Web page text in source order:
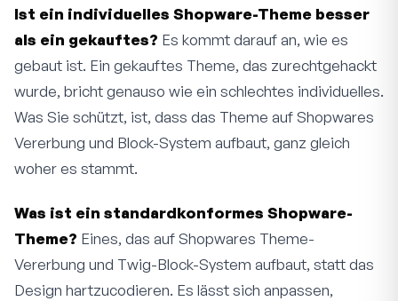
Ist ein individuelles Shopware-Theme besser
als ein gekauftes? Es kommt darauf an, wie es
gebaut ist. Ein gekauftes Theme, das zurechtgehackt
wurde, bricht genauso wie ein schlechtes individuelles.
Was Sie schützt, ist, dass das Theme auf Shopwares
Vererbung und Block-System aufbaut, ganz gleich
woher es stammt.
Was ist ein standardkonformes Shopware-
Theme? Eines, das auf Shopwares Theme-
Vererbung und Twig-Block-System aufbaut, statt das
Design hartzucodieren. Es lässt sich anpassen,